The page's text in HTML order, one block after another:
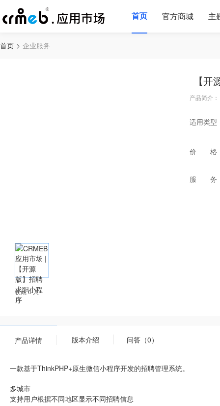
首页 官方商城 主
首页 企业服务
收藏 0 人
【
产品简介
适用类型
价 格
服 务
产品详情 版本介绍 问答（0）
一款基于ThinkPHP+原生微信小程序开发的招聘管理系统。
多城市
支持用户根据不同地区显示不同招聘信息